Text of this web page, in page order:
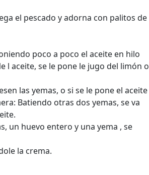
el pescado y adorna con palitos de
poco a poco el aceite en hilo
l aceite, se le pone le jugo del limón o
las yemas, o si se le pone el aceite
Batiendo otras dos yemas, se va
un huevo entero y una yema , se
la crema.